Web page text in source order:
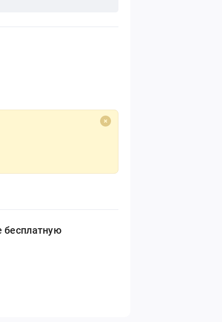
бесплатную